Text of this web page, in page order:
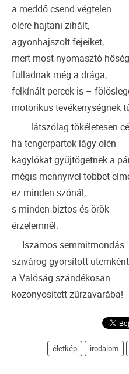
a meddő csend végtelen
ölére hajtani zihált,
agyonhajszolt fejeiket,
mert most nyomasztó
fulladnak még a drága,
felkínált percek is –
motorikus tevékenységnek
– látszólag tökéletesen
ha tengerpartok lágy ölén
kagylókat gyűjtögetnek a
mégis mennyivel többet
ez minden szónál,
s minden biztos és örök
érzelemnél.
Iszamos semmitmondás
szivárog gyorsított
a Valóság szándékosan
közönyösített zűrzavarába!
életkép irodalom